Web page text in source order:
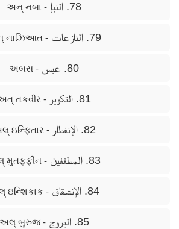
78. النبإ - અન્ નબા
79. النازعات - અન્ નાઝિઆત
80. عبس - અબસ
81. التكوير - અત્ તકવીર
82. الإنفطار - અલ્ ઇન્ફિતાર
83. المطففين - અલ્ મુતફ્ફીન
84. الإنشقاق - અલ્ ઇન્શિકાક
85. البروج - અલ્ બુરુજ